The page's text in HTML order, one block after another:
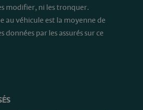
modifier, ni les tronquer.
au véhicule est la moyenne de
données par les assurés sur ce